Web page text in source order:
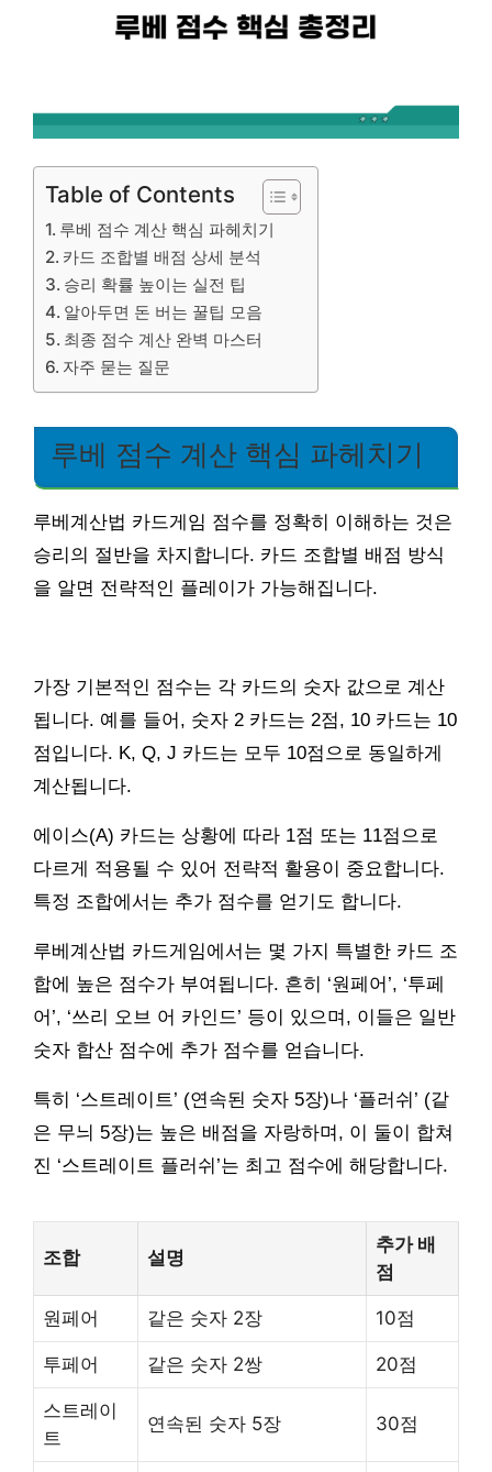
Table of Contents
루베 점수 계산 핵심 파헤치기
카드 조합별 배점 상세 분석
승리 확률 높이는 실전 팁
알아두면 돈 버는 꿀팁 모음
최종 점수 계산 완벽 마스터
자주 묻는 질문
루베 점수 계산 핵심 파헤치기
루베계산법 카드게임 점수를 정확히 이해하는 것은
승리의 절반을 차지합니다. 카드 조합별 배점 방식
을 알면 전략적인 플레이가 가능해집니다.
가장 기본적인 점수는 각 카드의 숫자 값으로 계산
됩니다. 예를 들어, 숫자 2 카드는 2점, 10 카드는 10
점입니다. K, Q, J 카드는 모두 10점으로 동일하게
계산됩니다.
에이스(A) 카드는 상황에 따라 1점 또는 11점으로
다르게 적용될 수 있어 전략적 활용이 중요합니다.
특정 조합에서는 추가 점수를 얻기도 합니다.
루베계산법 카드게임에서는 몇 가지 특별한 카드 조
합에 높은 점수가 부여됩니다. 흔히 ‘원페어’, ‘투페
어’, ‘쓰리 오브 어 카인드’ 등이 있으며, 이들은 일반
숫자 합산 점수에 추가 점수를 얻습니다.
특히 ‘스트레이트’ (연속된 숫자 5장)나 ‘플러쉬’ (같
은 무늬 5장)는 높은 배점을 자랑하며, 이 둘이 합쳐
진 ‘스트레이트 플러쉬’는 최고 점수에 해당합니다.
조합 설명
추가 배
점
원페어 같은 숫자 2장 10점
투페어 같은 숫자 2쌍 20점
스트레이
트
연속된 숫자 5장 30점